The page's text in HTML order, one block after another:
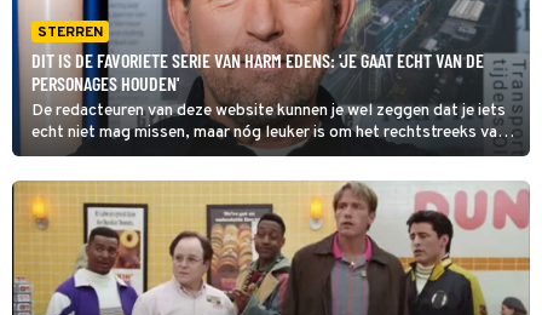
STERREN
DIT IS DE FAVORIETE SERIE VAN HARM EDENS: 'JE GAAT ECHT VAN DE
PERSONAGES HOUDEN'
De redacteuren van deze website kunnen je wel zeggen dat je iets
echt niet mag missen, maar nóg leuker is om het rechtstreeks van
de tv-sterren zelf te horen. Harm Edens vertelt vandaag alles over
zijn favoriete producties.